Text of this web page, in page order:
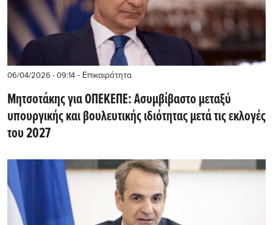
06/04/2026 - 09:14 - Επικαιρότητα
Μητσοτάκης για ΟΠΕΚΕΠΕ: Ασυμβίβαστο μεταξύ
υπουργικής και βουλευτικής ιδιότητας μετά τις εκλογές
του 2027